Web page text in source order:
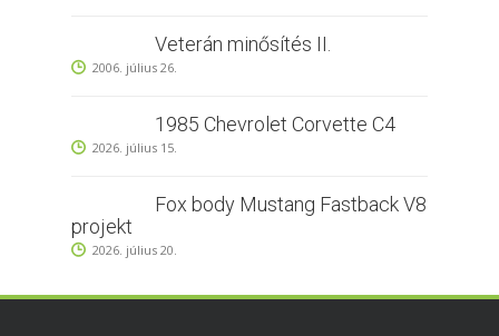
Veterán minősítés II.
2006. július 26.
1985 Chevrolet Corvette C4
2026. július 15.
Fox body Mustang Fastback V8
projekt
2026. július 20.